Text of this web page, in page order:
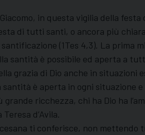
in questa vigilia della
di tutti santi, o ancora più
(1Tes 4,3). La prima
santità è possibile ed aperta a
grazia di Dio anche in situazioni
è aperta in ogni situazione
ricchezza, chi ha Dio ha
d’Avila.
ti conferisce, non mettendo